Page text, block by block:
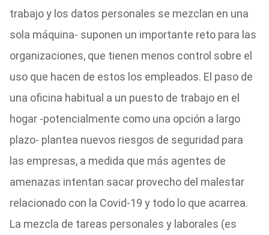
trabajo y los datos personales se mezclan en una
sola máquina- suponen un importante reto para las
organizaciones, que tienen menos control sobre el
uso que hacen de estos los empleados. El paso de
una oficina habitual a un puesto de trabajo en el
hogar -potencialmente como una opción a largo
plazo- plantea nuevos riesgos de seguridad para
las empresas, a medida que más agentes de
amenazas intentan sacar provecho del malestar
relacionado con la Covid-19 y todo lo que acarrea.
La mezcla de tareas personales y laborales (es